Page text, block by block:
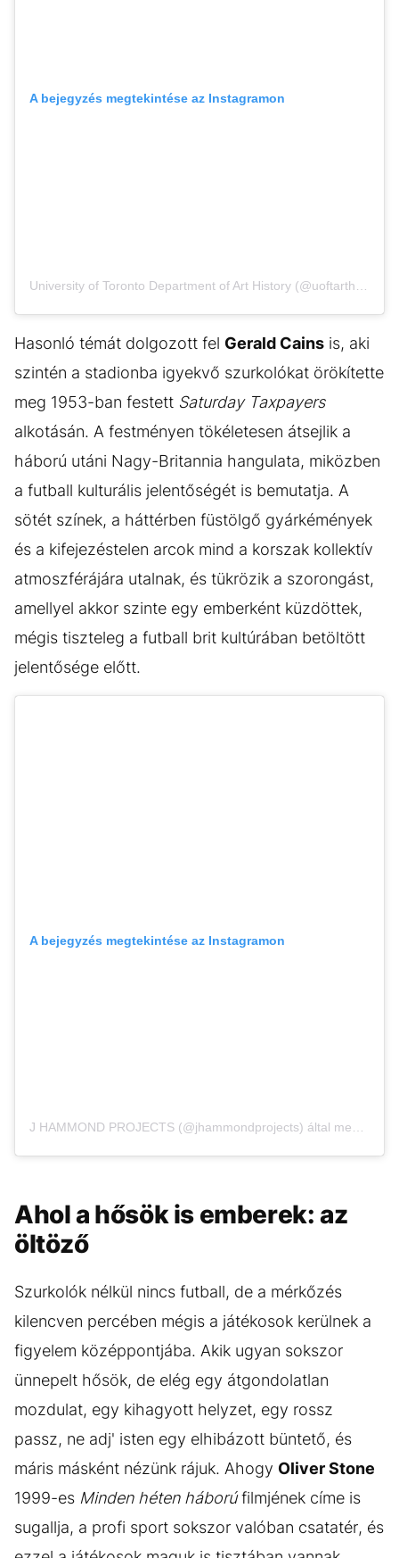
A bejegyzés megtekintése az Instagramon
Hasonló témát dolgozott fel Gerald Cains is, aki
szintén a stadionba igyekvő szurkolókat örökítette
meg 1953-ban festett Saturday Taxpayers
alkotásán. A festményen tökéletesen átsejlik a
háború utáni Nagy-Britannia hangulata, miközben
a futball kulturális jelentőségét is bemutatja. A
sötét színek, a háttérben füstölgő gyárkémények
és a kifejezéstelen arcok mind a korszak kollektív
atmoszférájára utalnak, és tükrözik a szorongást,
amellyel akkor szinte egy emberként küzdöttek,
mégis tiszteleg a futball brit kultúrában betöltött
jelentősége előtt.
A bejegyzés megtekintése az Instagramon
J HAMMOND PROJECTS (@jhammondprojects) által megosztott bejegyzés
Ahol a hősök is emberek: az
öltöző
Szurkolók nélkül nincs futball, de a mérkőzés
kilencven percében mégis a játékosok kerülnek a
figyelem középpontjába. Akik ugyan sokszor
ünnepelt hősök, de elég egy átgondolatlan
mozdulat, egy kihagyott helyzet, egy rossz
passz, ne adj' isten egy elhibázott büntető, és
máris másként nézünk rájuk. Ahogy Oliver Stone
1999-es Minden héten háborúfilmjének címe is
sugallja, a profi sport sokszor valóban csatatér, és